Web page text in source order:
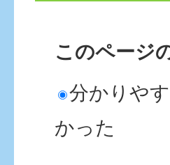
このページ
分かりや
かった